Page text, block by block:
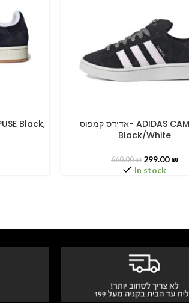
SELECT OPTIONS
אדידס קמפוס- ADIDAS CAMPUSE
Black/White
660.00₪ 299.00₪
In stock